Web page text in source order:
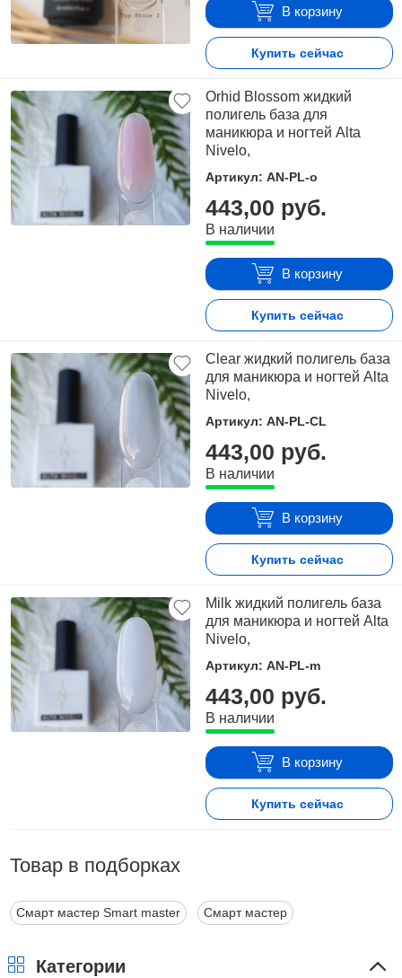
В корзину
Купить сейчас
Orhid Blossom жидкий
полигель база для
маникюра и ногтей Alta
Nivelo,
Артикул: AN-PL-o
443,00 руб.
В наличии
В корзину
Купить сейчас
Clear жидкий полигель база
для маникюра и ногтей Alta
Nivelo,
Артикул: AN-PL-CL
443,00 руб.
В наличии
В корзину
Купить сейчас
Milk жидкий полигель база
для маникюра и ногтей Alta
Nivelo,
Артикул: AN-PL-m
443,00 руб.
В наличии
В корзину
Купить сейчас
Товар в подборках
Смарт мастер Smart master Смарт мастер
Категории